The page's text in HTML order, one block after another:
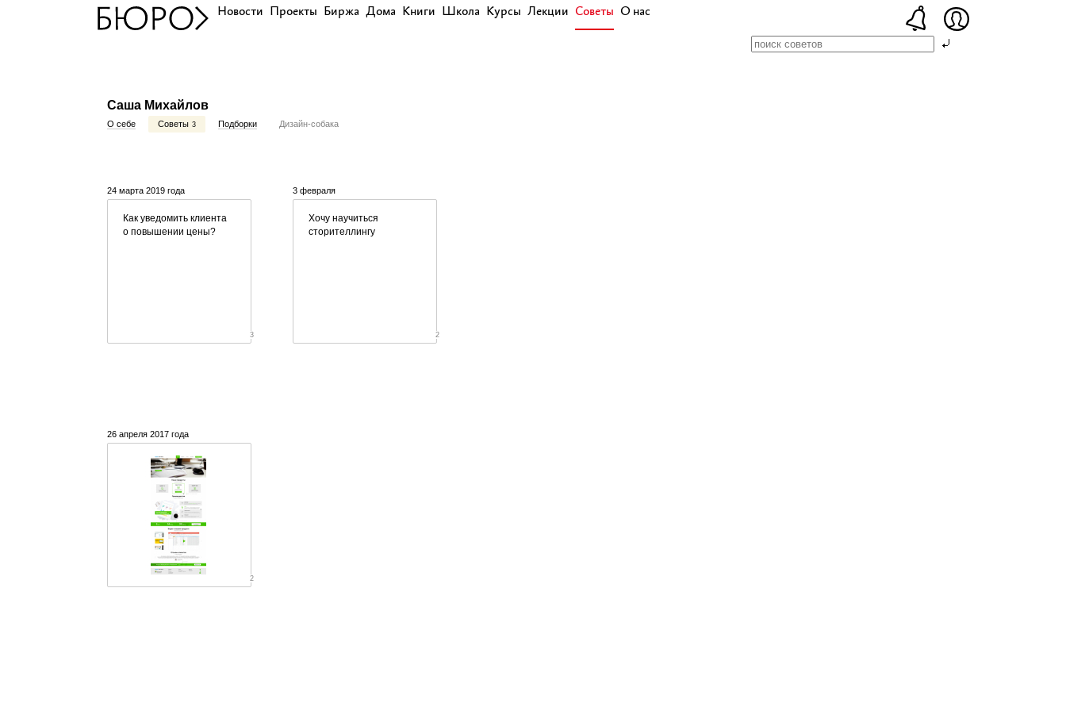
Новости Проекты Биржа Дома Книги Школа Курсы Лекции Советы О нас
Саша Михайлов
О себе Советы 3 Подборки Дизайн-собака
24 марта 2019 года
Как уведомить клиента
о повышении цены?
3
3 февраля
Хочу научиться
сторителлингу
2
26 апреля 2017 года
2